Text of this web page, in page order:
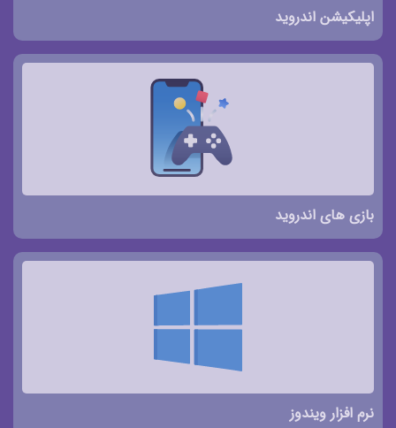
اپلیکیشن اندروید
بازی های اندروید
نرم افزار ویندوز